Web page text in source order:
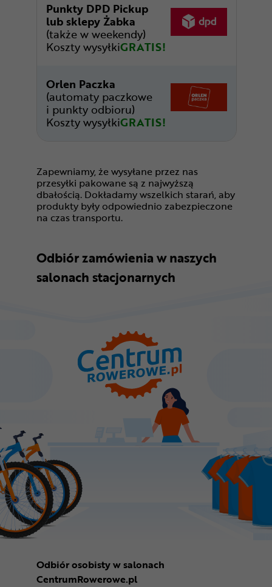
Punkty DPD Pickup
lub sklepy Żabka
(także w weekendy)
Koszty wysyłkiGRATIS!
Orlen Paczka
(automaty paczkowe
i punkty odbioru)
Koszty wysyłkiGRATIS!
Zapewniamy, że wysyłane przez nas
przesyłki pakowane są z najwyższą
dbałością. Dokładamy wszelkich starań, aby
produkty były odpowiednio zabezpieczone
na czas transportu.
Odbiór zamówienia w naszych
salonach stacjonarnych
Odbiór osobisty w salonach
CentrumRowerowe.pl